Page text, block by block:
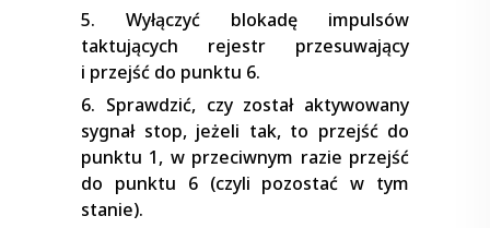
5. Wyłączyć blokadę impulsów
taktujących rejestr przesuwający
i przejść do punktu 6.
6. Sprawdzić, czy został aktywowany
sygnał stop, jeżeli tak, to przejść do
punktu 1, w przeciwnym razie przejść
do punktu 6 (czyli pozostać w tym
stanie).